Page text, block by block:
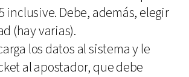
inclusive. Debe, además, elegir
(hay varias).
los datos al sistema y le
al apostador, que debe